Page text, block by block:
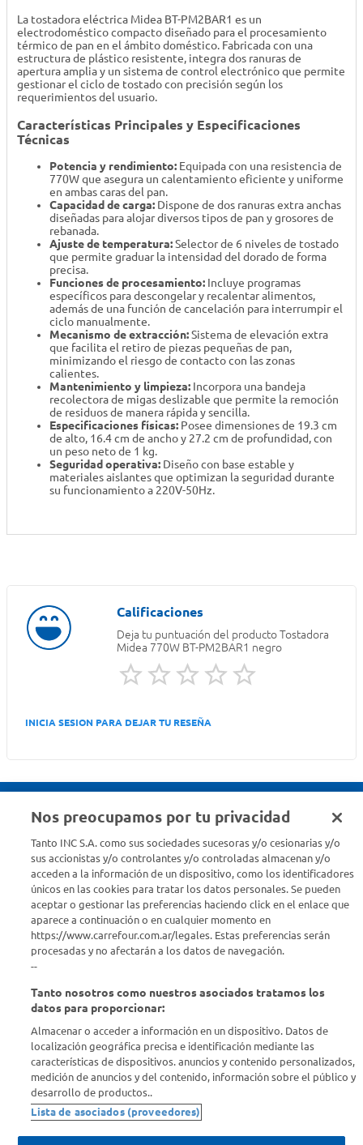
La tostadora eléctrica Midea BT-PM2BAR1 es un
electrodoméstico compacto diseñado para el procesamiento
térmico de pan en el ámbito doméstico. Fabricada con una
estructura de plástico resistente, integra dos ranuras de
apertura amplia y un sistema de control electrónico que permite
gestionar el ciclo de tostado con precisión según los
requerimientos del usuario.
Características Principales y Especificaciones
Técnicas
Potencia y rendimiento: Equipada con una resistencia de
770W que asegura un calentamiento eficiente y uniforme
en ambas caras del pan.
Capacidad de carga: Dispone de dos ranuras extra anchas
diseñadas para alojar diversos tipos de pan y grosores de
rebanada.
Ajuste de temperatura:Selector de 6 niveles de tostado
que permite graduar la intensidad del dorado de forma
precisa.
Funciones de procesamiento: Incluye programas
específicos para descongelar y recalentar alimentos,
además de una función de cancelación para interrumpir el
ciclo manualmente.
Mecanismo de extracción:Sistema de elevación extra
que facilita el retiro de piezas pequeñas de pan,
minimizando el riesgo de contacto con las zonas
calientes.
Mantenimiento y limpieza: Incorpora una bandeja
recolectora de migas deslizable que permite la remoción
de residuos de manera rápida y sencilla.
Especificaciones físicas: Posee dimensiones de 19.3 cm
de alto, 16.4 cm de ancho y 27.2 cm de profundidad, con
un peso neto de 1 kg.
Seguridad operativa: Diseño con base estable y
materiales aislantes que optimizan la seguridad durante
su funcionamiento a 220V-50Hz.
Deja tu puntuación del producto Tostadora
Midea 770W BT-PM2BAR1 negro
INICIA SESION PARA DEJAR TU RESEÑA
Estamos para ayudarte
¿Tenés una consulta? Comunicate con nosotros acá
Descubrí Carrefour
Conocenos
Info útil
Comprá Online
Nos preocupamos por tu privacidad
Tanto INC S.A. como sus sociedades sucesoras y/o cesionarias y/o
sus accionistas y/o controlantes y/o controladas almacenan y/o
acceden a la información de un dispositivo, como los identificadores
únicos en las cookies para tratar los datos personales. Se pueden
aceptar o gestionar las preferencias haciendo click en el enlace que
aparece a continuación o en cualquier momento en
https://www.carrefour.com.ar/legales. Estas preferencias serán
procesadas y no afectarán a los datos de navegación.
--
Tanto nosotros como nuestros asociados tratamos los
datos para proporcionar:
Almacenar o acceder a información en un dispositivo. Datos de
localización geográfica precisa e identificación mediante las
características de dispositivos. anuncios y contenido personalizados,
medición de anuncios y del contenido, información sobre el público y
desarrollo de productos..
Lista de asociados (proveedores)